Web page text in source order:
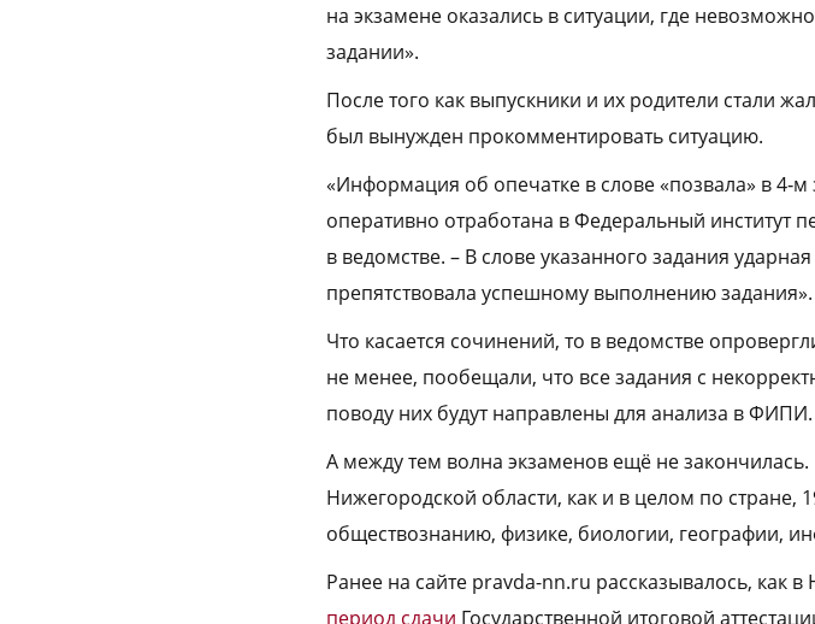
на экзамене оказались в ситуации, где
задании».
После того как выпускники и их родители стали
был вынужден прокомментировать ситуацию.
«Информация об опечатке в слове «позвала» в
оперативно отработана в Федеральный институт
в ведомстве. – В слове указанного задания
препятствовала успешному выполнению задания».
Что касается сочинений, то в ведомстве
не менее, пообещали, что все задания с
поводу них будут направлены для анализа в ФИПИ.
А между тем волна экзаменов ещё не
Нижегородской области, как и в целом по стране,
обществознанию, физике, биологии, географии,
Ранее на сайте pravda-nn.ru рассказывалось, как
период сдачи Государственной итоговой